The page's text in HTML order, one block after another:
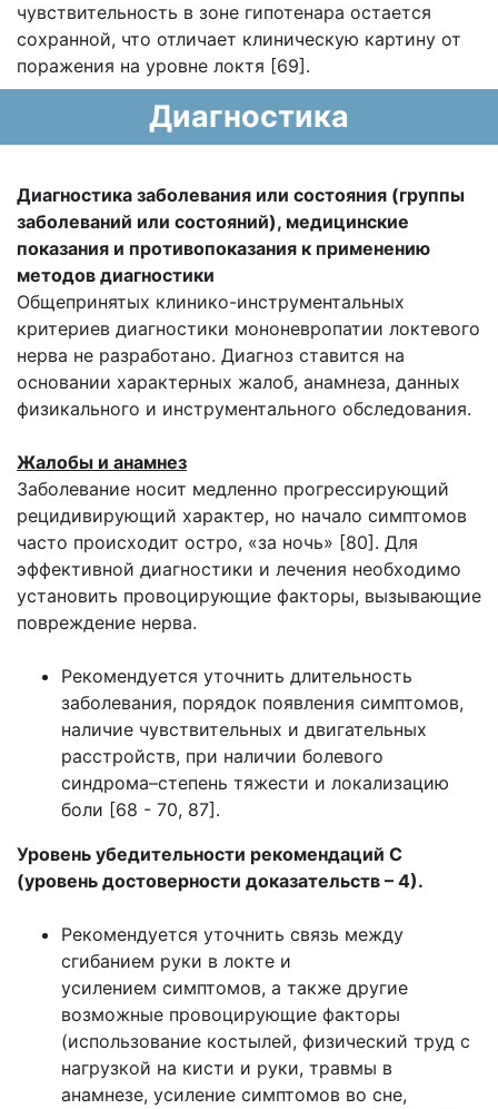
чувствительность в зоне гипотенара остается
сохранной, что отличает клиническую картину от
поражения на уровне локтя [69].
Диагностика
Диагностика заболевания или состояния (группы
заболеваний или состояний), медицинские
показания и противопоказания к применению
методов диагностики
Общепринятых клинико-инструментальных
критериев диагностики мононевропатии локтевого
нерва не разработано. Диагноз ставится на
основании характерных жалоб, анамнеза, данных
физикального и инструментального обследования.
Жалобы и анамнез
Заболевание носит медленно прогрессирующий
рецидивирующий характер, но начало симптомов
часто происходит остро, «за ночь» [80]. Для
эффективной диагностики и лечения необходимо
установить провоцирующие факторы, вызывающие
повреждение нерва.
Рекомендуется уточнить длительность
заболевания, порядок появления симптомов,
наличие чувствительных и двигательных
расстройств, при наличии болевого
синдрома–степень тяжести и локализацию
боли [68 - 70, 87].
Уровень убедительности рекомендаций С
(уровень достоверности доказательств – 4).
Рекомендуется уточнить связь между
сгибанием руки в локте и
усилением симптомов, а также другие
возможные провоцирующие факторы
(использование костылей, физический труд с
нагрузкой на кисти и руки, травмы в
анамнезе, усиление симптомов во сне,